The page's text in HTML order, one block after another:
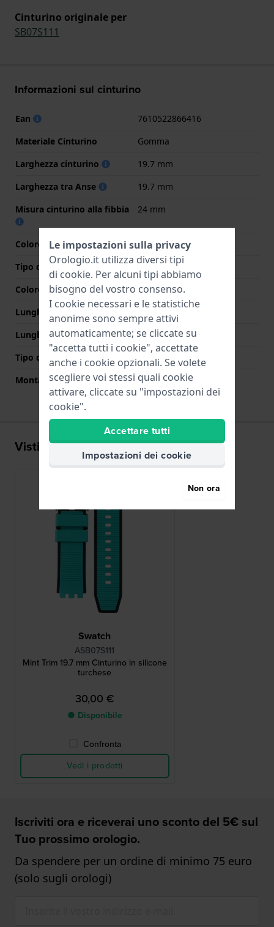
Cinturino originale per
SB07S111
Informazioni sul cinturino
Ean
7610522866416
Materiale Cinturino
Gomma
Larghezza cinturino
19.7 mm
Larghezza tra Anse
19.7 mm
Misura cinturino alla fibbia
24 mm
Colore cinturino
Turchese
Tipo di chiusura
Fibbia
Colore Chiusura
Argento
Lunghezza Parte Superiore
Lunghezza Parte Inferiore
110 mm
Tipo di montatura
Perni in acciaio
Montatura dritta
No
Visti di recente
Swatch
ASB07S111
Mint Trim 19.7 mm Cinturino in silicone
turchese
30,00 €
● Disponibile
Confronta
Vedi i prodotti
Iscriviti ora e riceverai uno sconto del 5€ sul
Tuo prossimo orologio.
Da spendere per un ordine di minimo 75 euro
(solo sugli orologi)
Le impostazioni sulla privacy
Orologio.it utilizza diversi tipi
di cookie. Per alcuni tipi abbiamo
bisogno del vostro consenso.
I cookie necessari e le statistiche
anonime sono sempre attivi
automaticamente; se cliccate su
"accetta tutti i cookie", accettate
anche i cookie opzionali. Se volete
scegliere voi stessi quali cookie
attivare, cliccate su "impostazioni dei
cookie".
Accettare tutti
Impostazioni dei cookie
Non ora